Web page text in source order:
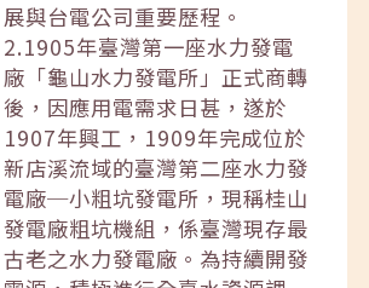
展與台電公司重要歷程。
2.1905年臺灣第一座水力發電
廠「龜山水力發電所」正式商轉
後，因應用電需求日甚，遂於
1907年興工，1909年完成位於
新店溪流域的臺灣第二座水力發
電廠─小粗坑發電所，現稱桂山
發電廠粗坑機組，係臺灣現存最
古老之水力發電廠。為持續開發